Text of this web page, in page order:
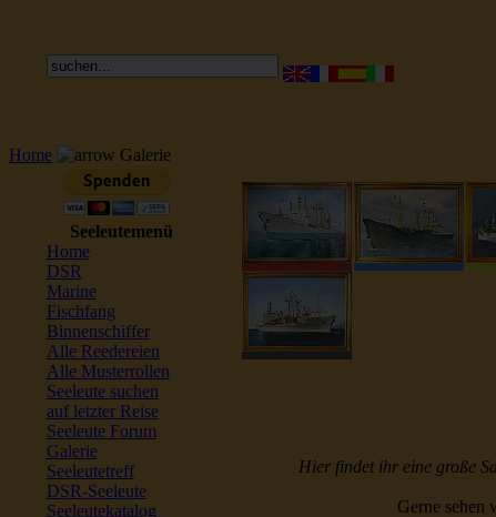
Home Galerie
Seeleutemenü
Home
DSR
Marine
Fischfang
Binnenschiffer
Alle Reedereien
Alle Musterrollen
Seeleute suchen
auf letzter Reise
Seeleute Forum
Galerie
Seeleutetreff
DSR-Seeleute
Seeleutekatalog
Hier findet ihr eine große
Gerne sehen